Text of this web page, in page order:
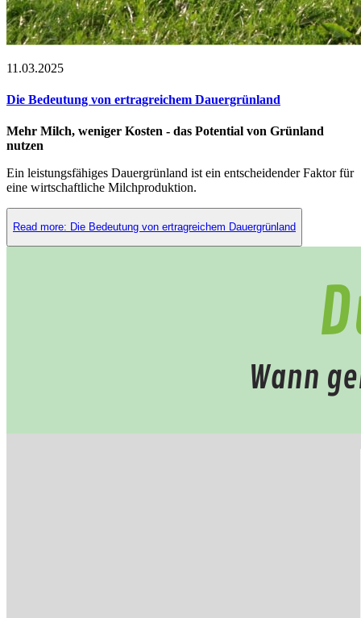
11.03.2025
Die Bedeutung von ertragreichem Dauergrünland
Mehr Milch, weniger Kosten - das Potential von Grünland
nutzen
Ein leistungsfähiges Dauergrünland ist ein entscheidender Faktor für
eine wirtschaftliche Milchproduktion.
Read more: Die Bedeutung von ertragreichem Dauergrünland